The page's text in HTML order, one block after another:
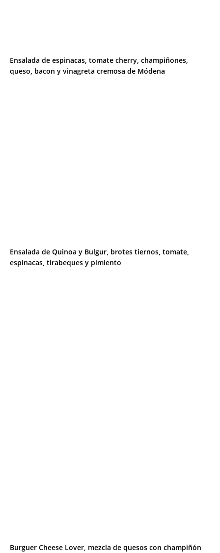
Ensalada de espinacas, tomate cherry, champiñones,
queso, bacon y vinagreta cremosa de Módena
Ensalada de Quinoa y Bulgur, brotes tiernos, tomate,
espinacas, tirabeques y pimiento
Burguer Cheese Lover, mezcla de quesos con champiñón